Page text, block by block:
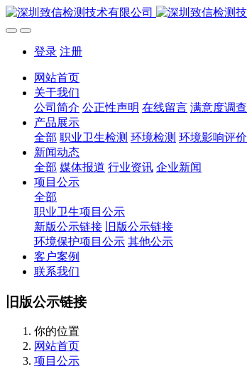
登录 注册
网站首页
关于我们
公司简介 公正性声明 在线留言 满意度调查
产品展示
全部 职业卫生检测 环境检测 环境影响评价
新闻动态
全部 媒体报道 行业资讯 企业新闻
项目公示
全部
职业卫生项目公示
新版公示链接
旧版公示链接
环境保护项目公示 其他公示
客户案例
联系我们
旧版公示链接
你的位置
网站首页
项目公示